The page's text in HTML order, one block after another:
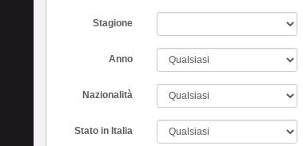
Stagione
Anno
Nazionalità
Stato in Italia